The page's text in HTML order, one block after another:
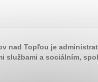
nad Topľou je
službami a sociálním,